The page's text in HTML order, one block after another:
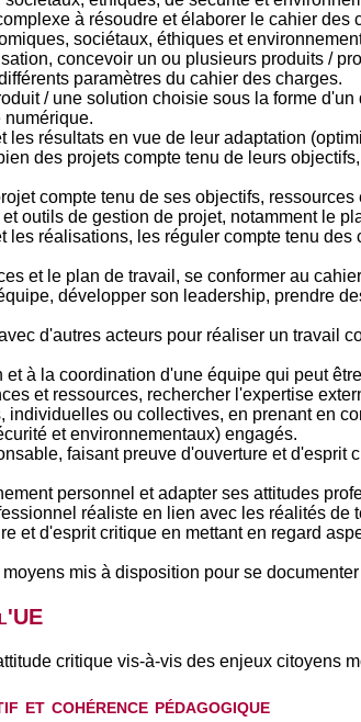
à résoudre et élaborer le cahier
sociétaux, éthiques et
concevoir un ou plusieurs produits /
paramètres du cahier des charges.
/ une solution choisie sous la forme
numérique.
les résultats en vue de leur adaptation
des projets compte tenu de leurs
compte tenu de ses objectifs, ressources
outils de gestion de projet, notamment le
les réalisations, les réguler compte tenu
et le plan de travail, se conformer au
développer son leadership, prendre
d'autres acteurs pour réaliser un travail
et à la coordination d'une équipe qui peut
et ressources, rechercher l'expertise
individuelles ou collectives, en prenant en
et environnementaux) engagés.
faisant preuve d'ouverture et
personnel et adapter ses attitudes
réaliste en lien avec les réalités de
et d'esprit critique en mettant en regard
mis à disposition pour se
critique vis-à-vis des enjeux citoyens
et cohérence pédagogique